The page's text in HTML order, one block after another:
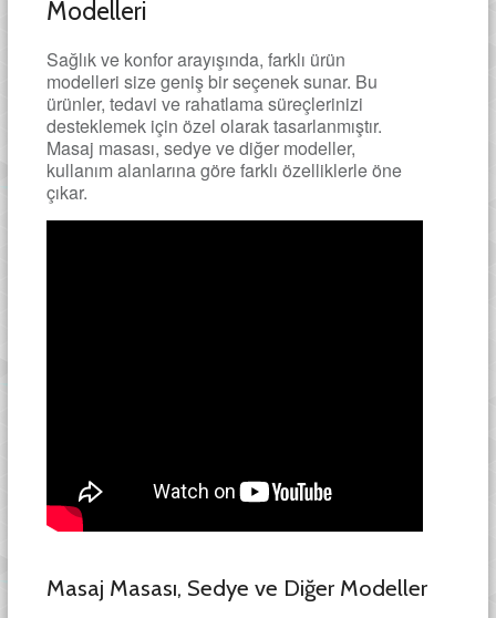
Modelleri
Sağlık ve konfor arayışında, farklı ürün
modelleri size geniş bir seçenek sunar. Bu
ürünler, tedavi ve rahatlama süreçlerinizi
desteklemek için özel olarak tasarlanmıştır.
Masaj masası, sedye ve diğer modeller,
kullanım alanlarına göre farklı özelliklerle öne
çıkar.
Masaj Masası, Sedye ve Diğer Modeller